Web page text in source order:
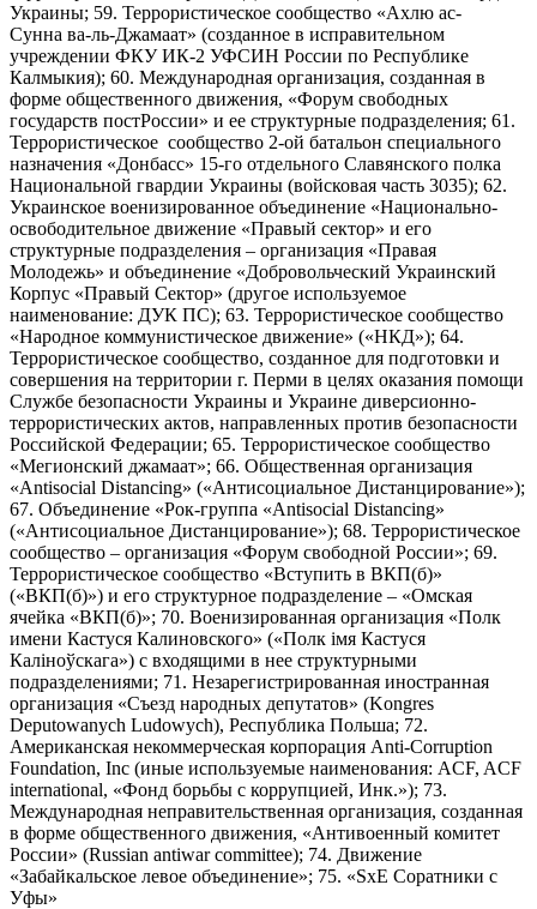
Украины; 59. Террористическое сообщество «Ахлю ас-
Сунна ва-ль-Джамаат» (созданное в исправительном
учреждении ФКУ ИК-2 УФСИН России по Республике
Калмыкия); 60. Международная организация, созданная в
форме общественного движения, «Форум свободных
государств постРоссии» и ее структурные подразделения; 61.
Террористическое сообщество 2-ой батальон специального
назначения «Донбасс» 15-го отдельного Славянского полка
Национальной гвардии Украины (войсковая часть 3035); 62.
Украинское военизированное объединение «Национально-
освободительное движение «Правый сектор» и его
структурные подразделения – организация «Правая
Молодежь» и объединение «Добровольческий Украинский
Корпус «Правый Сектор» (другое используемое
наименование: ДУК ПС); 63. Террористическое сообщество
«Народное коммунистическое движение» («НКД»); 64.
Террористическое сообщество, созданное для подготовки и
совершения на территории г. Перми в целях оказания помощи
Службе безопасности Украины и Украине диверсионно-
террористических актов, направленных против безопасности
Российской Федерации; 65. Террористическое сообщество
«Мегионский джамаат»; 66. Общественная организация
«Antisocial Distancing» («Антисоциальное Дистанцирование»);
67. Объединение «Рок-группа «Antisocial Distancing»
(«Антисоциальное Дистанцирование»); 68. Террористическое
сообщество – организация «Форум свободной России»; 69.
Террористическое сообщество «Вступить в ВКП(б)»
(«ВКП(б)») и его структурное подразделение – «Омская
ячейка «ВКП(б)»; 70. Военизированная организация «Полк
имени Кастуся Калиновского» («Полк iмя Кастуся
Калiноўскага») с входящими в нее структурными
подразделениями; 71. Незарегистрированная иностранная
организация «Съезд народных депутатов» (Kongres
Deputowanych Ludowych), Республика Польша; 72.
Американская некоммерческая корпорация Anti-Corruption
Foundation, Inc (иные используемые наименования: ACF, ACF
international, «Фонд борьбы с коррупцией, Инк.»); 73.
Международная неправительственная организация, созданная
в форме общественного движения, «Антивоенный комитет
России» (Russian antiwar committee); 74. Движение
«Забайкальское левое объединение»; 75. «SxE Соратники с
Уфы»